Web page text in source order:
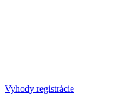
Vyhody registrácie